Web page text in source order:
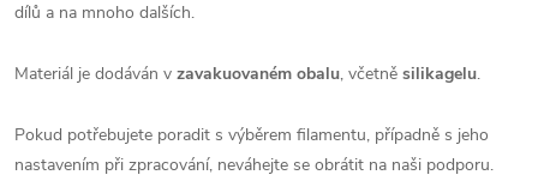
dílů a na mnoho dalších.
Materiál je dodáván v zavakuovaném obalu, včetně silikagelu.
Pokud potřebujete poradit s výběrem filamentu, případně s jeho
nastavením při zpracování, neváhejte se obrátit na naši podporu.